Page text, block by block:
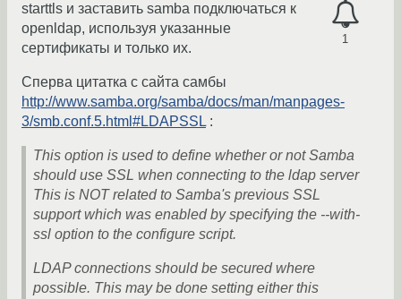
1
starttls и заставить samba подключаться к
openldap, используя указанные
сертификаты и только их.
Сперва цитатка с сайта самбы
http://www.samba.org/samba/docs/man/manpages-
3/smb.conf.5.html#LDAPSSL:
This option is used to define whether or not Samba
should use SSL when connecting to the ldap server
This is NOT related to Samba's previous SSL
support which was enabled by specifying the --with-
ssl option to the configure script.
LDAP connections should be secured where
possible. This may be done setting either this